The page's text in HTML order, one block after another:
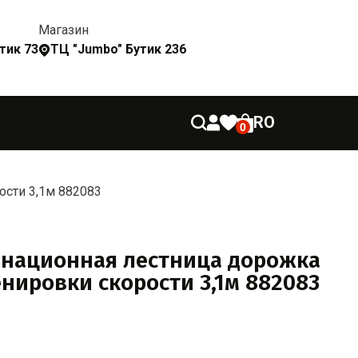
73
Магазин
ТЦ "Jumbo" Бутик 236
0 RO
3,1м 882083
лестница дорожка
скорости 3,1м 882083